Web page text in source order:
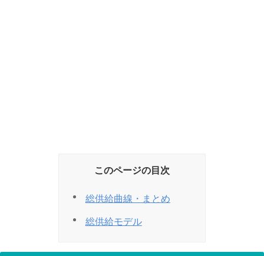
このページの目次
総供給曲線・まとめ
総供給モデル